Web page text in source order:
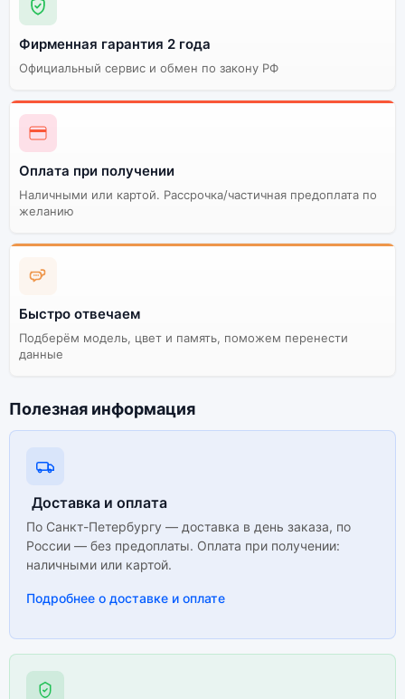
Фирменная гарантия 2 года
Официальный сервис и обмен по закону РФ
Оплата при получении
Наличными или картой. Рассрочка/частичная предоплата по
желанию
Быстро отвечаем
Подберём модель, цвет и память, поможем перенести
данные
Полезная информация
Доставка и оплата
По Санкт-Петербургу — доставка в день заказа, по
России — без предоплаты. Оплата при получении:
наличными или картой.
Подробнее о доставке и оплате